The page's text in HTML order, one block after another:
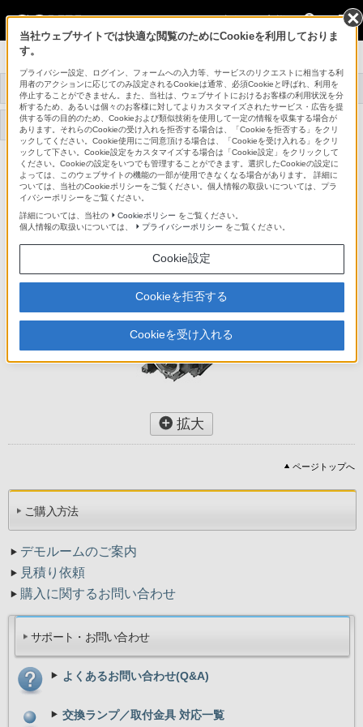
法人のお客様
データプロジェクター
トップ 商品一覧 関連商品 事例紹介
サポート・お問い合わせ
LMP-F370
プロジェクターランプ
拡大
ページトップへ
ご購入方法
デモルームのご案内
見積り依頼
購入に関するお問い合わせ
サポート・お問い合わせ
よくあるお問い合わせ(Q&A)
交換ランプ／取付金具 対応一覧
当社ウェブサイトでは快適な閲覧のためにCookieを利用しておりま
す。
プライバシー設定、ログイン、フォームへの入力等、サービスのリクエストに相当する利
用者のアクションに応じてのみ設定されるCookieは通常、必須Cookieと呼ばれ、利用を
停止することができません。また、当社は、ウェブサイトにおけるお客様の利用状況を分
析するため、あるいは個々のお客様に対してよりカスタマイズされたサービス・広告を提
供する等の目的のため、Cookieおよび類似技術を使用して一定の情報を収集する場合が
あります。それらのCookieの受け入れを拒否する場合は、「Cookieを拒否する」をクリ
ックしてください。Cookie使用にご同意頂ける場合は、「Cookieを受け入れる」をクリ
ックして下さい。Cookie設定をカスタマイズする場合は「Cookie設定」をクリックして
ください。Cookieの設定をいつでも管理することができます。選択したCookieの設定に
よっては、このウェブサイトの機能の一部が使用できなくなる場合があります。 詳細に
ついては、当社のCookieポリシーをご覧ください。個人情報の取扱いについては、プラ
イバシーポリシーをご覧ください。
詳細については、当社の
Cookieポリシー をご覧ください。
個人情報の取扱いについては、
プライバシーポリシー をご覧ください。
Cookie設定
Cookieを拒否する
Cookieを受け入れる